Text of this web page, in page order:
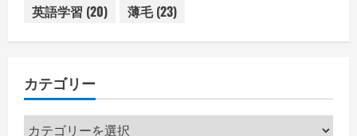
英語学習 (20) 薄毛(23)
カテゴリー
カ